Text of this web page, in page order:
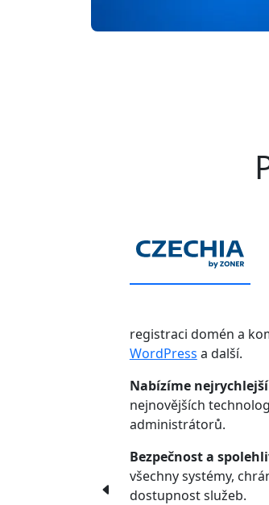
registraci domén a
WordPress a další.
Nabízíme
nejnovějších
administrátorů.
Bezpečnost a
všechny systémy,
dostupnost služeb.